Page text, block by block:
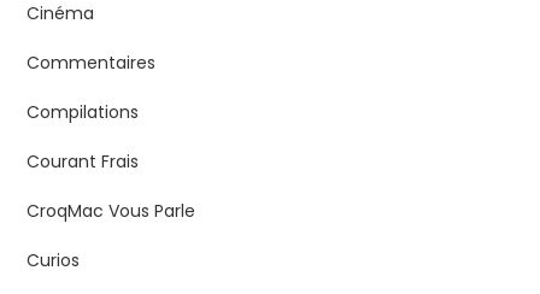
Cinéma
Commentaires
Compilations
Courant Frais
CroqMac Vous Parle
Curios